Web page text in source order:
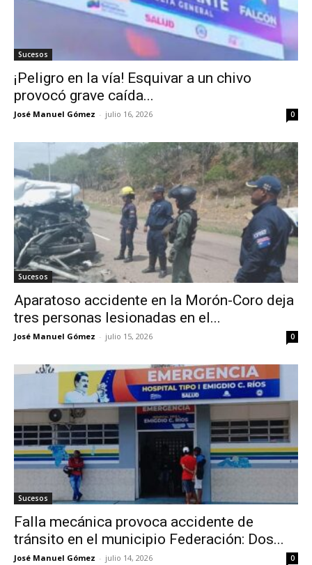
Sucesos
¡Peligro en la vía! Esquivar a un chivo
provocó grave caída...
José Manuel Gómez - julio 16, 2026 0
Sucesos
Aparatoso accidente en la Morón-Coro deja
tres personas lesionadas en el...
José Manuel Gómez - julio 15, 2026 0
Sucesos
Falla mecánica provoca accidente de
tránsito en el municipio Federación: Dos...
José Manuel Gómez - julio 14, 2026 0